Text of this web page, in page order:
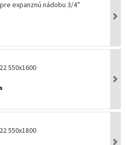
expanznú nádobu 3/4”
550x1600
550x1800